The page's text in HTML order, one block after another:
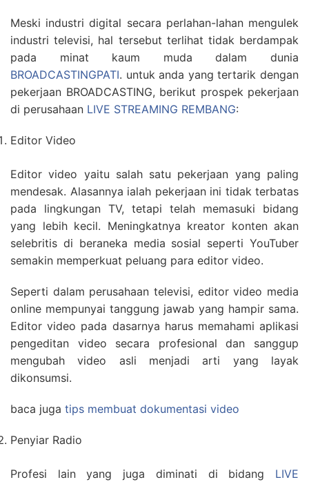
Meski industri digital secara perlahan-lahan mengulek
industri televisi, hal tersebut terlihat tidak berdampak
pada minat kaum muda dalam dunia
BROADCASTINGPATI. untuk anda yang tertarik dengan
pekerjaan BROADCASTING, berikut prospek pekerjaan
di perusahaan LIVE STREAMING REMBANG:
Editor Video
Editor video yaitu salah satu pekerjaan yang paling
mendesak. Alasannya ialah pekerjaan ini tidak terbatas
pada lingkungan TV, tetapi telah memasuki bidang
yang lebih kecil. Meningkatnya kreator konten akan
selebritis di beraneka media sosial seperti YouTuber
semakin memperkuat peluang para editor video.
Seperti dalam perusahaan televisi, editor video media
online mempunyai tanggung jawab yang hampir sama.
Editor video pada dasarnya harus memahami aplikasi
pengeditan video secara profesional dan sanggup
mengubah video asli menjadi arti yang layak
dikonsumsi.
baca juga tips membuat dokumentasi video
Penyiar Radio
Profesi lain yang juga diminati di bidang LIVE